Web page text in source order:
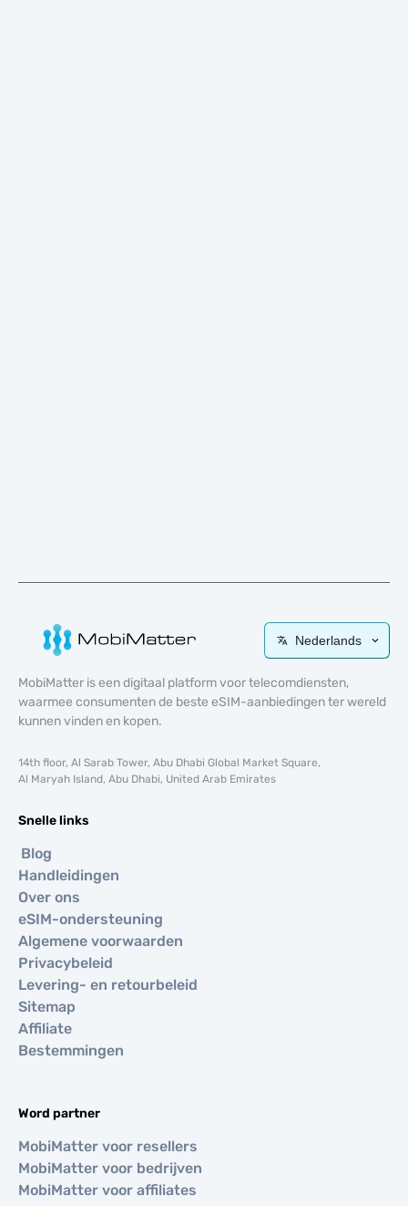
Nederlands
MobiMatter is een digitaal platform voor telecomdiensten,
waarmee consumenten de beste eSIM-aanbiedingen ter wereld
kunnen vinden en kopen.
14th floor, Al Sarab Tower, Abu Dhabi Global Market Square,
Al Maryah Island, Abu Dhabi, United Arab Emirates
Snelle links
Blog
Handleidingen
Over ons
eSIM-ondersteuning
Algemene voorwaarden
Privacybeleid
Levering- en retourbeleid
Sitemap
Affiliate
Bestemmingen
Word partner
MobiMatter voor resellers
MobiMatter voor bedrijven
MobiMatter voor affiliates